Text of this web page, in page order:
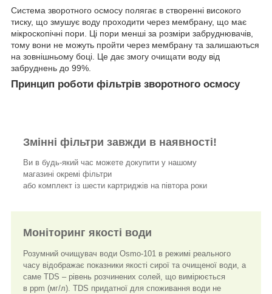
Принцип роботи фільтрів зворотного осмосу
Система зворотного осмосу полягає в створенні високого
тиску, що змушує воду проходити через мембрану, що має
мікроскопічні пори. Ці пори менші за розміри забруднювачів,
тому вони не можуть пройти через мембрану та залишаються
на зовнішньому боці. Це дає змогу очищати воду від
забруднень до 99%.
Змінні фільтри завжди в наявності!
Ви в будь-який час можете докупити у нашому
магазині окремі фільтри
або комплект із шести картриджів на півтора роки
Моніторинг якості води
Розумний очищувач води Osmo-101 в режимі реального
часу відображає показники якості сирої та очищеної води, а
саме TDS – рівень розчинених солей, що вимірюється
в ppm (мг/л). TDS придатної для споживання води не